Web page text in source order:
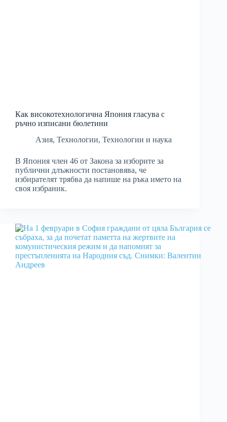
Как високотехнологична Япония гласува с
ръчно изписани бюлетини
Азия, Технологии, Технологии и наука
В Япония член 46 от Закона за изборите за
публични длъжности постановява, че
избирателят трябва да напише на ръка името на
своя избраник.